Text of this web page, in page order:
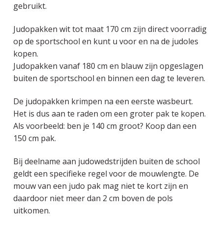
gebruikt.
Judopakken wit tot maat 170 cm zijn direct voorradig
op de sportschool en kunt u voor en na de judoles
kopen.
Judopakken vanaf 180 cm en blauw zijn opgeslagen
buiten de sportschool en binnen een dag te leveren.
De judopakken krimpen na een eerste wasbeurt.
Het is dus aan te raden om een groter pak te kopen.
Als voorbeeld: ben je 140 cm groot? Koop dan een
150 cm pak.
Bij deelname aan judowedstrijden buiten de school
geldt een specifieke regel voor de mouwlengte. De
mouw van een judo pak mag niet te kort zijn en
daardoor niet meer dan 2 cm boven de pols
uitkomen.